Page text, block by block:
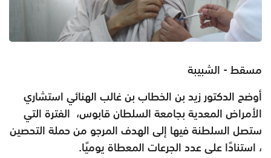
مسقط - الشبيبة
أوضح الدكتور زيد بن الخطاب بن غالب الهنائي استشاري
الأمراض المعدية بجامعة السلطان قابوس، الفترة التي
ستصل السلطنة فيها إلى الهدف المرجو من حملة التحصين
، استنادًا على عدد الجرعات المعطاة يوميًا.